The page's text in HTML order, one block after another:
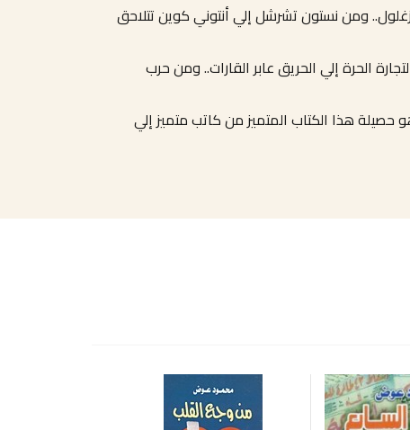
ومن نستون تشرشل إلي أنتوني كوين تتلاحق
الحرة إلي الحريق عابر القارات.. ومن حرب
حصيلة هذا الكتاب المتميز من كاتب متميز إلي